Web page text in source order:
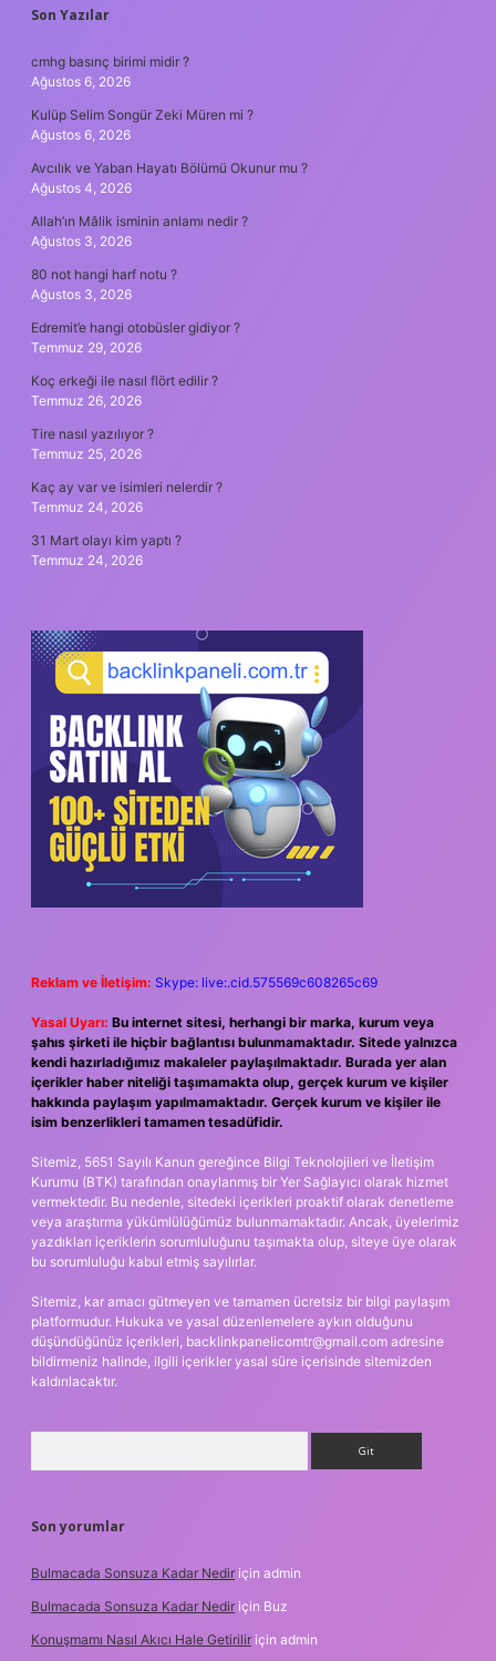
SIDEBAR
Son Yazılar
cmhg basınç birimi midir ?
Ağustos 6, 2026
Kulüp Selim Songür Zeki Müren mi ?
Ağustos 6, 2026
Avcılık ve Yaban Hayatı Bölümü Okunur mu ?
Ağustos 4, 2026
Allah’ın Mâlik isminin anlamı nedir ?
Ağustos 3, 2026
80 not hangi harf notu ?
Ağustos 3, 2026
Edremit’e hangi otobüsler gidiyor ?
Temmuz 29, 2026
Koç erkeği ile nasıl flört edilir ?
Temmuz 26, 2026
Tire nasıl yazılıyor ?
Temmuz 25, 2026
Kaç ay var ve isimleri nelerdir ?
Temmuz 24, 2026
31 Mart olayı kim yaptı ?
Temmuz 24, 2026
Reklam ve İletişim: Skype: live:.cid.575569c608265c69
Yasal Uyarı: Bu internet sitesi, herhangi bir marka, kurum veya
şahıs şirketi ile hiçbir bağlantısı bulunmamaktadır. Sitede yalnızca
kendi hazırladığımız makaleler paylaşılmaktadır. Burada yer alan
içerikler haber niteliği taşımamakta olup, gerçek kurum ve kişiler
hakkında paylaşım yapılmamaktadır. Gerçek kurum ve kişiler ile
isim benzerlikleri tamamen tesadüfidir.
Sitemiz, 5651 Sayılı Kanun gereğince Bilgi Teknolojileri ve İletişim
Kurumu (BTK) tarafından onaylanmış bir Yer Sağlayıcı olarak hizmet
vermektedir. Bu nedenle, sitedeki içerikleri proaktif olarak denetleme
veya araştırma yükümlülüğümüz bulunmamaktadır. Ancak, üyelerimiz
yazdıkları içeriklerin sorumluluğunu taşımakta olup, siteye üye olarak
bu sorumluluğu kabul etmiş sayılırlar.
Sitemiz, kar amacı gütmeyen ve tamamen ücretsiz bir bilgi paylaşım
platformudur. Hukuka ve yasal düzenlemelere aykırı olduğunu
düşündüğünüz içerikleri, backlinkpanelicomtr@gmail.com adresine
bildirmeniz halinde, ilgili içerikler yasal süre içerisinde sitemizden
kaldırılacaktır.
Son yorumlar
Bulmacada Sonsuza Kadar Nedir için admin
Bulmacada Sonsuza Kadar Nedir için Buz
Konuşmamı Nasıl Akıcı Hale Getirilir için admin